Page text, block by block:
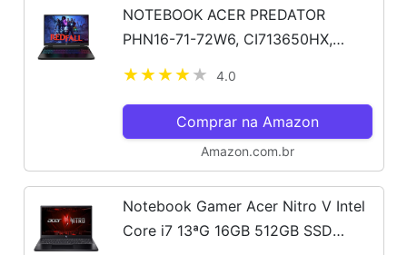
NOTEBOOK ACER PREDATOR
PHN16-71-72W6, CI713650HX,
4.0
Comprar na Amazon
Amazon.com.br
Notebook Gamer Acer Nitro V Intel
Core i7 13ªG 16GB 512GB SSD